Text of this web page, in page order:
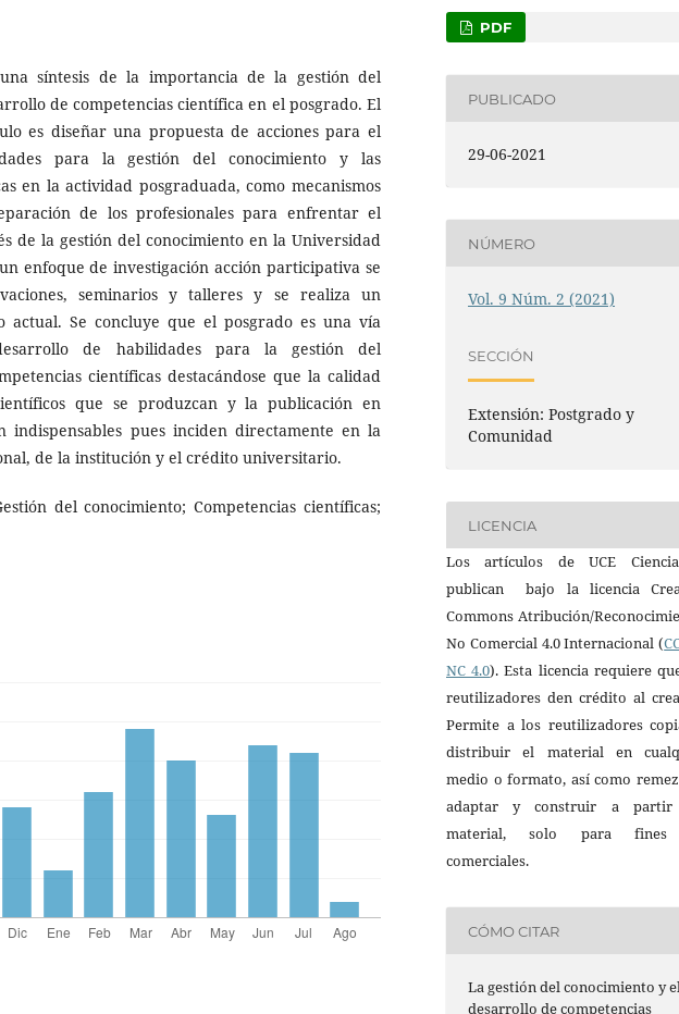
síntesis de la importancia de la gestión del
de competencias científica en el posgrado. El
es diseñar una propuesta de acciones para el
para la gestión del conocimiento y las
en la actividad posgraduada, como mecanismos
de los profesionales para enfrentar el
de la gestión del conocimiento en la Universidad
enfoque de investigación acción participativa se
seminarios y talleres y se realiza un
actual. Se concluye que el posgrado es una vía
de habilidades para la gestión del
científicas destacándose que la calidad
que se produzcan y la publicación en
indispensables pues inciden directamente en la
de la institución y el crédito universitario.
del conocimiento; Competencias científicas;
PDF
PUBLICADO
29-06-2021
NÚMERO
Vol. 9 Núm. 2 (2021)
SECCIÓN
Extensión: Postgrado y
Comunidad
LICENCIA
Los artículos de UCE
publican bajo la licencia
Commons Atribución/
No Comercial 4.0 Internacional (
NC 4.0). Esta licencia requiere
reutilizadores den crédito al
Permite a los reutilizadores
distribuir el material en
medio o formato, así como
adaptar y construir a
material, solo para
comerciales.
CÓMO CITAR
La gestión del conocimiento y
desarrollo de competencias